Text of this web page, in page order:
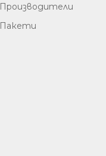
Производители
Пакети